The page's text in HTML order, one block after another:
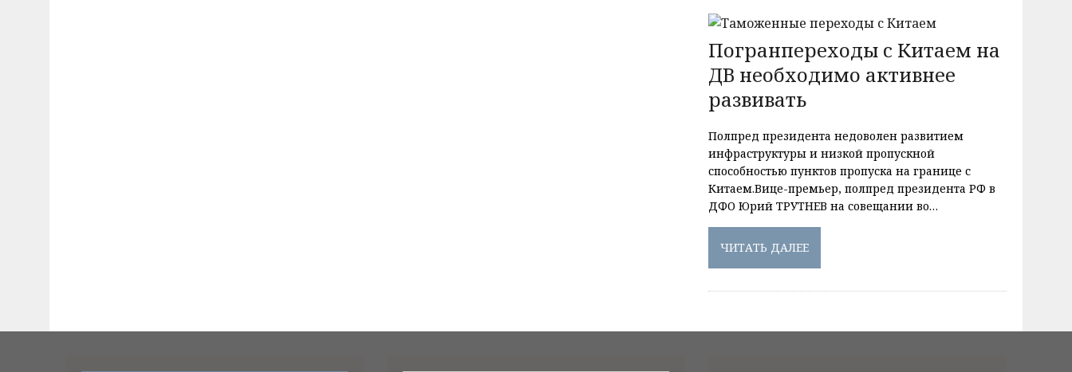
Погранпереходы с Китаем на
ДВ необходимо активнее
развивать
Полпред президента недоволен развитием
инфраструктуры и низкой пропускной
способностью пунктов пропуска на границе с
Китаем.Вице-премьер, полпред президента РФ в
ДФО Юрий ТРУТНЕВ на совещании во…
ЧИТАТЬ ДАЛЕЕ